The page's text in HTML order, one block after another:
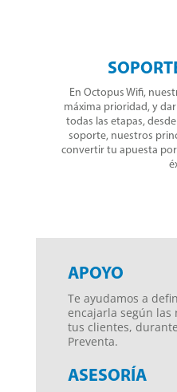
En Octopus Wifi,
máxima prioridad, y
todas las etapas,
soporte, nuestros
convertir tu apuesta
APOYO
Te ayudamos a
encajarla según las
tus clientes,
Preventa.
ASESORÍA